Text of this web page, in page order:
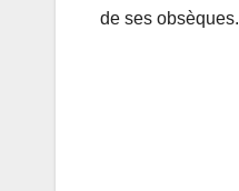
de ses obsèques.